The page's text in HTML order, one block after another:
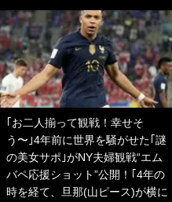
｢お二人揃って観戦！幸せそ
う〜｣4年前に世界を騒がせた｢謎
の美女サポ｣がNY夫婦観戦“エム
バペ応援ショット”公開！｢4年の
時を経て、旦那(山ピース)が横に